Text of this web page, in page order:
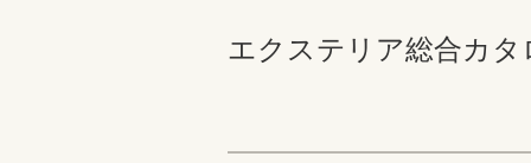
エクステリア総合カタ